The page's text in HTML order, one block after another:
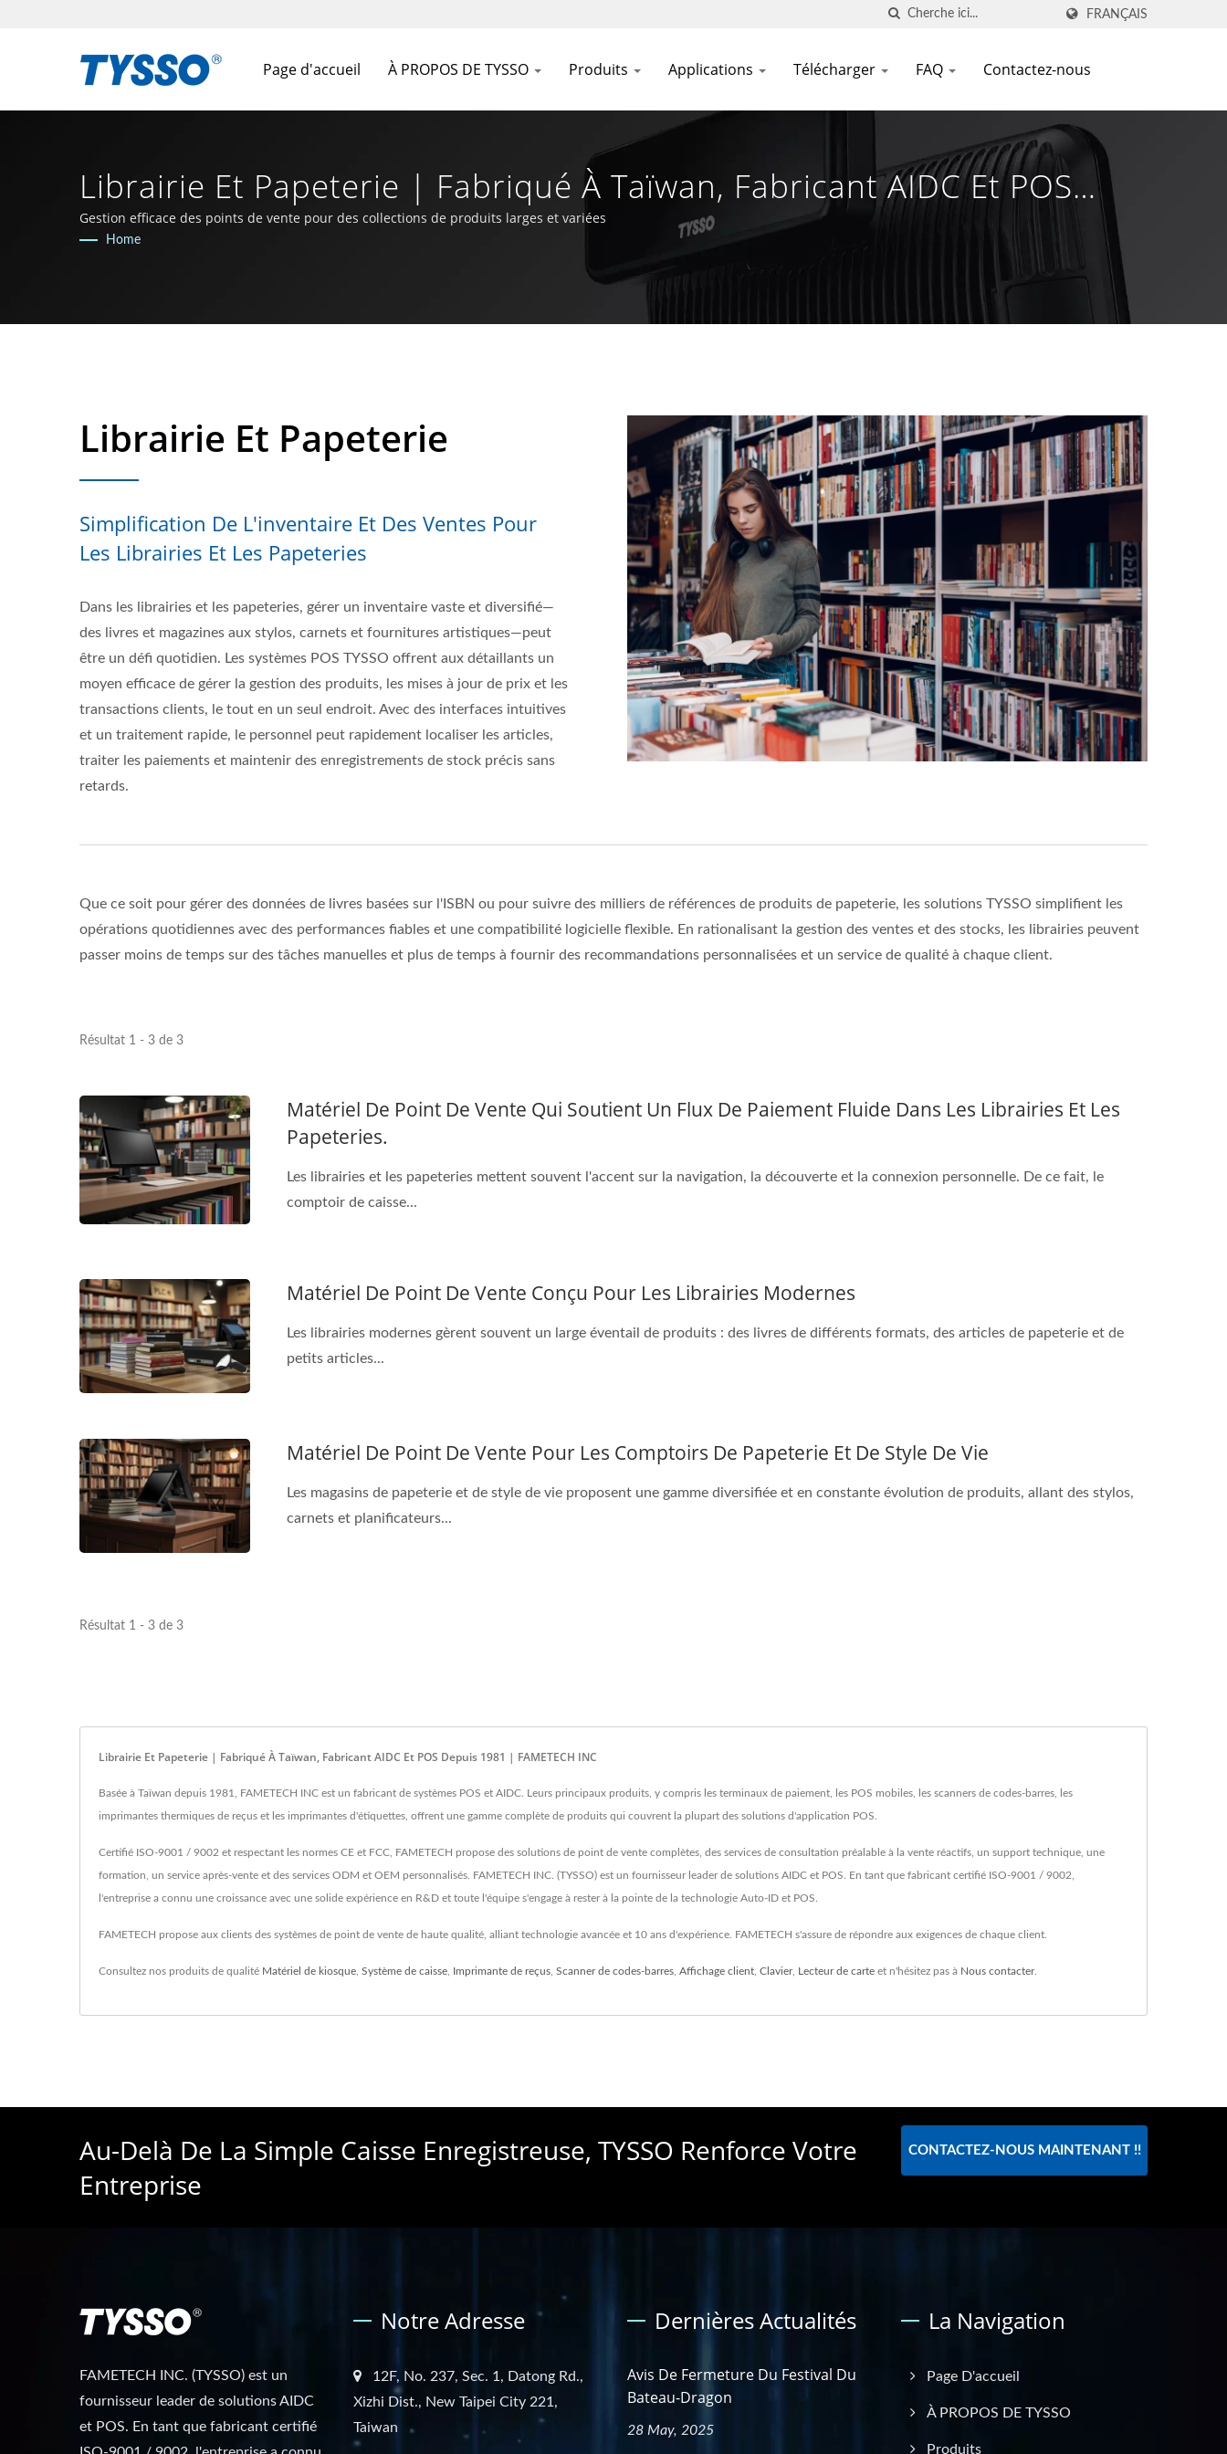
FRANÇAIS
Page d'accueil À PROPOS DE TYSSO Produits Applications Télécharger FAQ Contactez-nous
Librairie Et Papeterie | Fabriqué À Taïwan, Fabricant AIDC Et POS
Depuis 1981 | FAMETECH INC
Gestion efficace des points de vente pour des collections de produits larges et variées
Home
Librairie Et Papeterie
Simplification De L'inventaire Et Des Ventes Pour
Les Librairies Et Les Papeteries
Dans les librairies et les papeteries, gérer un inventaire vaste et diversifié—
des livres et magazines aux stylos, carnets et fournitures artistiques—peut
être un défi quotidien. Les systèmes POS TYSSO offrent aux détaillants un
moyen efficace de gérer la gestion des produits, les mises à jour de prix et les
transactions clients, le tout en un seul endroit. Avec des interfaces intuitives
et un traitement rapide, le personnel peut rapidement localiser les articles,
traiter les paiements et maintenir des enregistrements de stock précis sans
retards.
Que ce soit pour gérer des données de livres basées sur l'ISBN ou pour suivre des milliers de références de produits de papeterie, les solutions TYSSO simplifient les
opérations quotidiennes avec des performances fiables et une compatibilité logicielle flexible. En rationalisant la gestion des ventes et des stocks, les librairies peuvent
passer moins de temps sur des tâches manuelles et plus de temps à fournir des recommandations personnalisées et un service de qualité à chaque client.
Résultat 1 - 3 de 3
Matériel De Point De Vente Qui Soutient Un Flux De Paiement Fluide Dans Les Librairies Et Les
Papeteries.
Les librairies et les papeteries mettent souvent l'accent sur la navigation, la découverte et la connexion personnelle. De ce fait, le
comptoir de caisse...
Matériel De Point De Vente Conçu Pour Les Librairies Modernes
Les librairies modernes gèrent souvent un large éventail de produits : des livres de différents formats, des articles de papeterie et de
petits articles...
Matériel De Point De Vente Pour Les Comptoirs De Papeterie Et De Style De Vie
Les magasins de papeterie et de style de vie proposent une gamme diversifiée et en constante évolution de produits, allant des stylos,
carnets et planificateurs...
Résultat 1 - 3 de 3
Librairie Et Papeterie | Fabriqué À Taïwan, Fabricant AIDC Et POS Depuis 1981 | FAMETECH INC
Basée à Taïwan depuis 1981, FAMETECH INC est un fabricant de systèmes POS et AIDC. Leurs principaux produits, y compris les terminaux de paiement, les POS mobiles, les scanners de codes-barres, les
imprimantes thermiques de reçus et les imprimantes d'étiquettes, offrent une gamme complète de produits qui couvrent la plupart des solutions d'application POS.
Certifié ISO-9001 / 9002 et respectant les normes CE et FCC, FAMETECH propose des solutions de point de vente complètes, des services de consultation préalable à la vente réactifs, un support technique, une
formation, un service après-vente et des services ODM et OEM personnalisés. FAMETECH INC. (TYSSO) est un fournisseur leader de solutions AIDC et POS. En tant que fabricant certifié ISO-9001 / 9002,
l'entreprise a connu une croissance avec une solide expérience en R&D et toute l'équipe s'engage à rester à la pointe de la technologie Auto-ID et POS.
FAMETECH propose aux clients des systèmes de point de vente de haute qualité, alliant technologie avancée et 10 ans d'expérience. FAMETECH s'assure de répondre aux exigences de chaque client.
Consultez nos produits de qualité Matériel de kiosque Système de caisse Imprimante de reçus Scanner de codes-barres Affichage client Clavier, Lecteur de carte et n'hésitez pas à Nous contacter.
Au-Delà De La Simple Caisse Enregistreuse, TYSSO Renforce Votre
Entreprise
CONTACTEZ-NOUS MAINTENANT !!
FAMETECH INC. (TYSSO) est un
fournisseur leader de solutions AIDC
et POS. En tant que fabricant certifié
Notre Adresse
12F, No. 237, Sec. 1, Datong Rd.,
Xizhi Dist., New Taipei City 221,
Taiwan
Dernières Actualités
Avis De Fermeture Du Festival Du
Bateau-Dragon
28 May, 2025
La Navigation
Page D'accueil
À PROPOS DE TYSSO
Produits